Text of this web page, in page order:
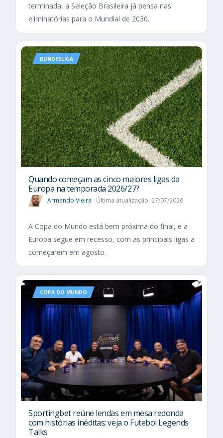
terminada, a Seleção Brasileira já pensa nas
eliminatórias para o Mundial de 2030.
BUNDESLIGA
Quando começam as cinco maiores ligas da
Europa na temporada 2026/27?
Armando Vieira Última atualização: 27/07/2026
A Copa do Mundo está bem próxima do final, e a
Europa segue em recesso, com as principais ligas a
começarem em agosto.
COPA DO MUNDO
Sportingbet reúne lendas em mesa redonda
com histórias inéditas; veja o Futebol Legends
Talks